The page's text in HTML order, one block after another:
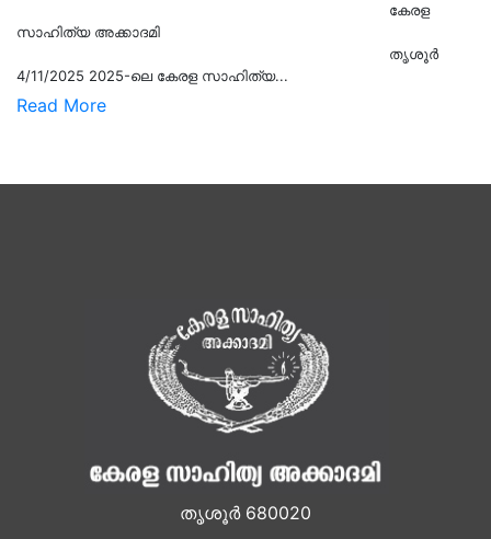
കേരള
സാഹിത്യ അക്കാദമി
തൃശൂര്‍
4/11/2025 2025-ലെ കേരള സാഹിത്യ...
Read More
തൃശൂർ 680020